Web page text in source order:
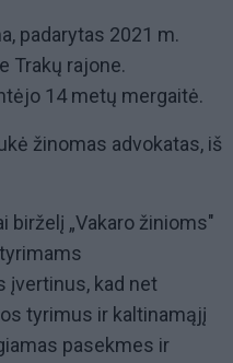
padarytas 2021 m.
Trakų rajone.
14 metų mergaitė.
žinomas advokatas, iš
birželį „Vakaro žinioms"
įvertinus, kad net
tyrimus ir kaltinamąjį
pasekmes ir